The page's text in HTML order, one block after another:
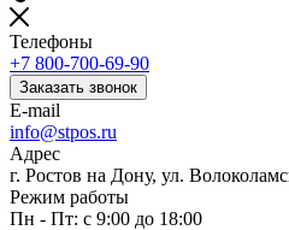
Телефоны
+7 800-700-69-90
Заказать звонок
E-mail
info@stpos.ru
Адрес
г. Ростов на Дону, ул.
Режим работы
Пн - Пт: с 9:00 до 18:00